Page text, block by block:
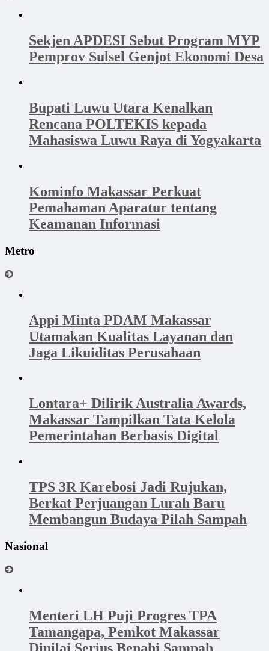
Sekjen APDESI Sebut Program MYP
Pemprov Sulsel Genjot Ekonomi Desa
Bupati Luwu Utara Kenalkan
Rencana POLTEKIS kepada
Mahasiswa Luwu Raya di Yogyakarta
Kominfo Makassar Perkuat
Pemahaman Aparatur tentang
Keamanan Informasi
Metro
Appi Minta PDAM Makassar
Utamakan Kualitas Layanan dan
Jaga Likuiditas Perusahaan
Lontara+ Dilirik Australia Awards,
Makassar Tampilkan Tata Kelola
Pemerintahan Berbasis Digital
TPS 3R Karebosi Jadi Rujukan,
Berkat Perjuangan Lurah Baru
Membangun Budaya Pilah Sampah
Nasional
Menteri LH Puji Progres TPA
Tamangapa, Pemkot Makassar
Dinilai Serius Benahi Sampah